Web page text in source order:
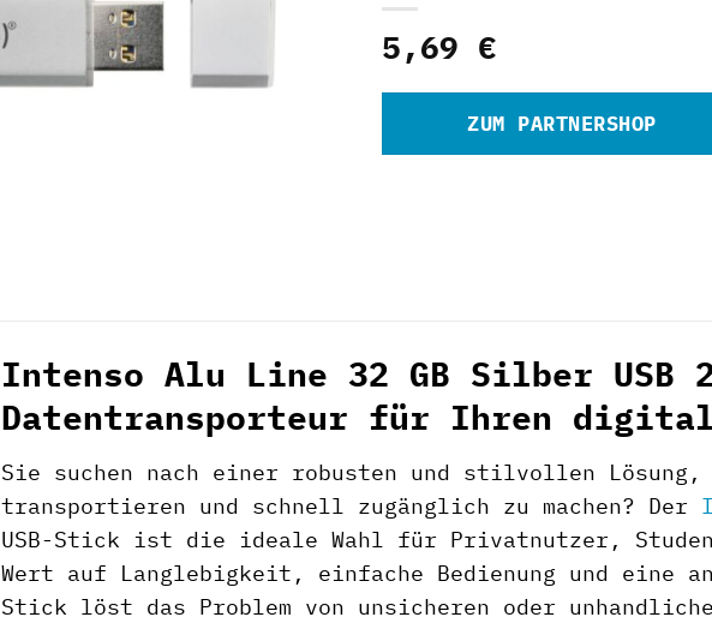
5,69 €
ZUM PARTNERSHOP
Intenso Alu Line 32 GB Silber USB
Datentransporteur für Ihren
Sie suchen nach einer robusten und stilvollen
transportieren und schnell zugänglich zu machen? Der
USB-Stick ist die ideale Wahl für Privatnutzer,
Wert auf Langlebigkeit, einfache Bedienung und eine
Stick löst das Problem von unsicheren oder